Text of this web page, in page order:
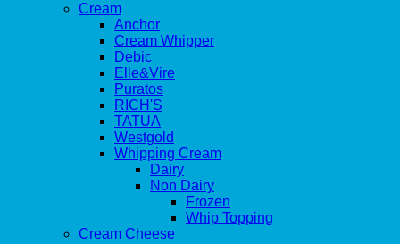
Cream
Anchor
Cream Whipper
Debic
Elle&Vire
Puratos
RICH'S
TATUA
Westgold
Whipping Cream
Dairy
Non Dairy
Frozen
Whip Topping
Cream Cheese